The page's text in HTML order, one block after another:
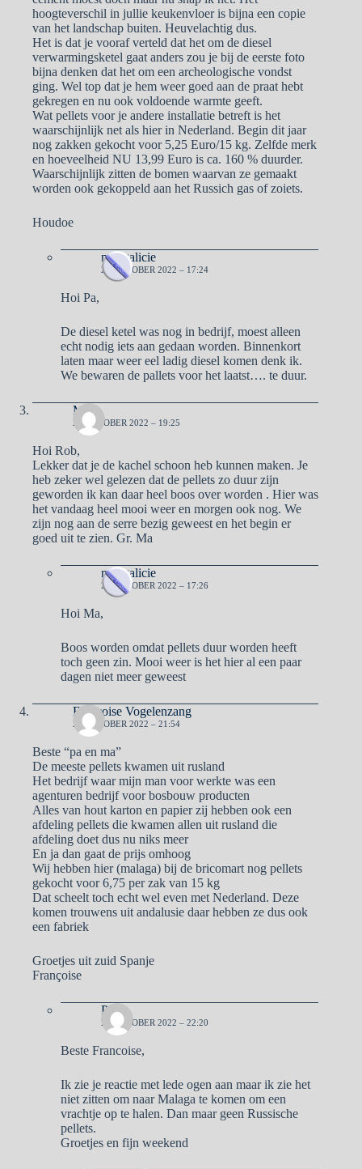
hoogteverschil in jullie keukenvloer is bijna een copie
van het landschap buiten. Heuvelachtig dus.
Het is dat je vooraf verteld dat het om de diesel
verwarmingsketel gaat anders zou je bij de eerste foto
bijna denken dat het om een archeologische vondst
ging. Wel top dat je hem weer goed aan de praat hebt
gekregen en nu ook voldoende warmte geeft.
Wat pellets voor je andere installatie betreft is het
waarschijnlijk net als hier in Nederland. Begin dit jaar
nog zakken gekocht voor 5,25 Euro/15 kg. Zelfde merk
en hoeveelheid NU 13,99 Euro is ca. 160 % duurder.
Waarschijnlijk zitten de bomen waarvan ze gemaakt
worden ook gekoppeld aan het Russich gas of zoiets.
Houdoe
naargalicie
23 OKTOBER 2022 – 17:24
Hoi Pa,
De diesel ketel was nog in bedrijf, moest alleen
echt nodig iets aan gedaan worden. Binnenkort
laten maar weer eel ladig diesel komen denk ik.
We bewaren de pallets voor het laatst…. te duur.
Ma
22 OKTOBER 2022 – 19:25
Hoi Rob,
Lekker dat je de kachel schoon heb kunnen maken. Je
heb zeker wel gelezen dat de pellets zo duur zijn
geworden ik kan daar heel boos over worden . Hier was
het vandaag heel mooi weer en morgen ook nog. We
zijn nog aan de serre bezig geweest en het begin er
goed uit te zien. Gr. Ma
naargalicie
23 OKTOBER 2022 – 17:26
Hoi Ma,
Boos worden omdat pellets duur worden heeft
toch geen zin. Mooi weer is het hier al een paar
dagen niet meer geweest
Francoise Vogelenzang
22 OKTOBER 2022 – 21:54
Beste “pa en ma”
De meeste pellets kwamen uit rusland
Het bedrijf waar mijn man voor werkte was een
agenturen bedrijf voor bosbouw producten
Alles van hout karton en papier zij hebben ook een
afdeling pellets die kwamen allen uit rusland die
afdeling doet dus nu niks meer
En ja dan gaat de prijs omhoog
Wij hebben hier (malaga) bij de bricomart nog pellets
gekocht voor 6,75 per zak van 15 kg
Dat scheelt toch echt wel even met Nederland. Deze
komen trouwens uit andalusie daar hebben ze dus ook
een fabriek
Groetjes uit zuid Spanje
Françoise
Pa
22 OKTOBER 2022 – 22:20
Beste Francoise,
Ik zie je reactie met lede ogen aan maar ik zie het
niet zitten om naar Malaga te komen om een
vrachtje op te halen. Dan maar geen Russische
pellets.
Groetjes en fijn weekend